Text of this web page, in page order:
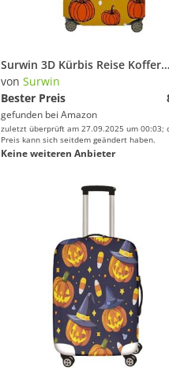
Surwin 3D Kürbis Reise Kofferschutzhülle Reisetasche Kofferbezug Elastisch Kofferhülle Gepäck Cover Waschbare Reisekoffer Hülle Schutz Bezug Schutzhülle (Stil 3,M (22-24 Zoll))
von Surwin
Bester Preis
gefunden bei Amazon
zuletzt überprüft am 27.09.2025 um 00:03;
Preis kann sich seitdem geändert haben.
Keine weiteren Anbieter